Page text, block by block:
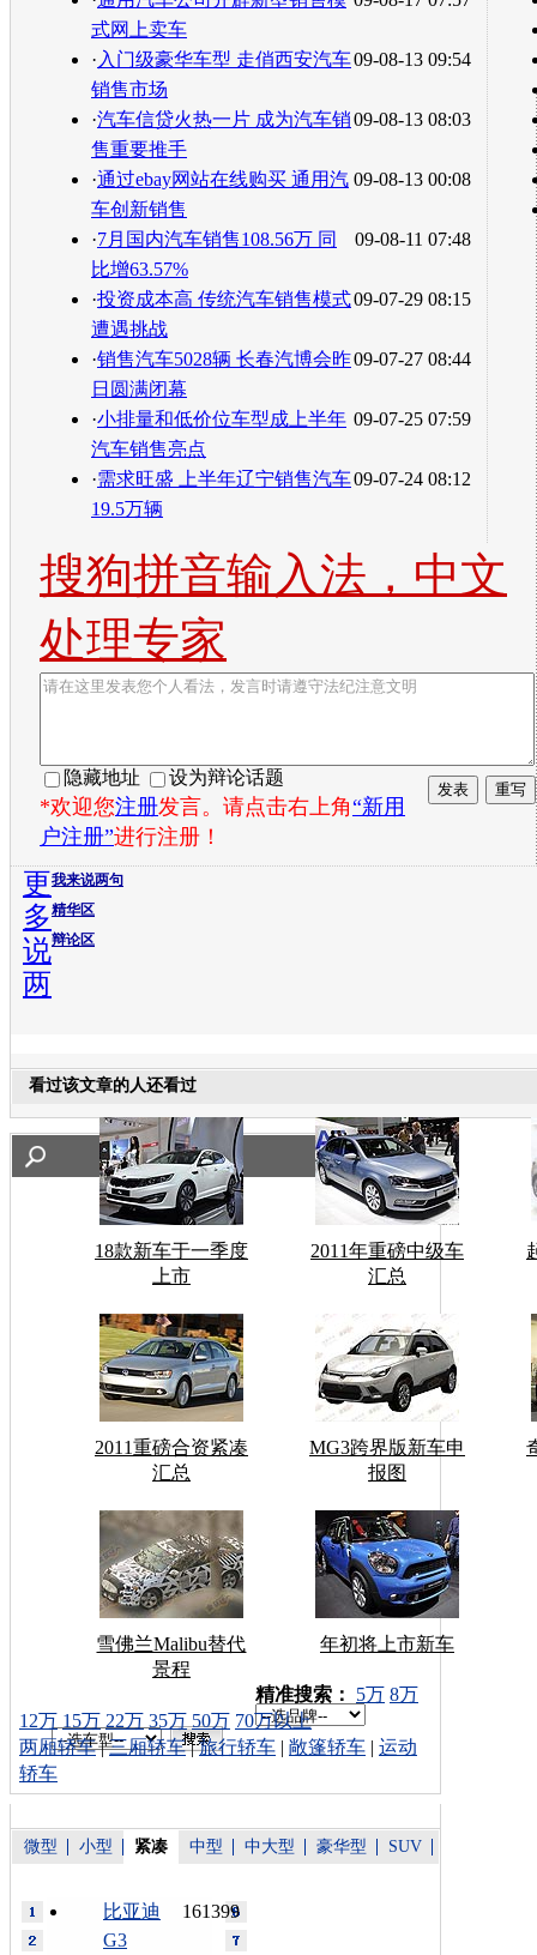
式网上卖车
09-08-13 09:54
· 入门级豪华车型 走俏西安汽车
销售市场
09-08-13 08:03
·汽车信贷火热一片 成为汽车销
售重要推手
09-08-13 00:08
·通过ebay网站在线购买 通用汽
车创新销售
09-08-11 07:48
·7月国内汽车销售108.56万 同
比增63.57%
09-07-29 08:15
·投资成本高 传统汽车销售模式
遭遇挑战
09-07-27 08:44
·销售汽车5028辆 长春汽博会昨
日圆满闭幕
09-07-25 07:59
·小排量和低价位车型成上半年
汽车销售亮点
09-07-24 08:12
·需求旺盛 上半年辽宁销售汽车
19.5万辆
搜狗拼音输入法，中文
处理专家
隐藏地址 设为辩论话题
*欢迎您注册发言。请点击右上角“新用
户注册”进行注册！
我来说两句
精华区
辩论区
更
多
说
两
看过该文章的人还看过
18款新车于一季度
上市
2011年重磅中级车
汇总
2011重磅合资紧凑
汇总
MG3跨界版新车申
报图
雪佛兰Malibu替代
景程
年初将上市新车
车型搜索：
精准搜索： 5万 8万
12万 15万 22万 35万 50万 70万以上
两厢轿车|三厢轿车|旅行轿车 | 敞篷轿车 | 运动
轿车
微型 小型 紧凑 中型 中大型 豪华型 SUV
161399
比亚迪
G3